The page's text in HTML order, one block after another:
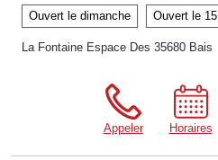
Ouvert le dimanche Ouvert le
La Fontaine Espace Des 35680 Bais
Appeler Horaires